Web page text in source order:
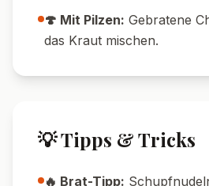
🍄 Mit Pilzen: Gebratene
das Kraut mischen.
💡 Tipps & Tricks
🔥 Brat-Tipp: